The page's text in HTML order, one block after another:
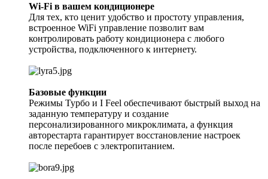
Wi-Fi в вашем кондиционере
Для тех, кто ценит удобство и простоту управления,
встроенное WiFi управление позволит вам
контролировать работу кондиционера с любого
устройства, подключенного к интернету.
Базовые функции
Режимы Турбо и I Feel обеспечивают быстрый выход на
заданную температуру и создание
персонализированного микроклимата, а функция
авторестарта гарантирует восстановление настроек
после перебоев с электропитанием.